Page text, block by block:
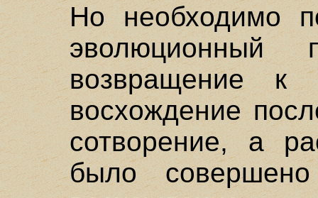
Но необходимо
эволюционный
возвращение к
восхождение
сотворение, а
было